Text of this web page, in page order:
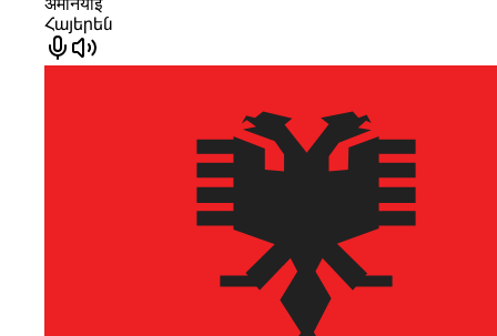
अर्मेनियाई
Հայերեն